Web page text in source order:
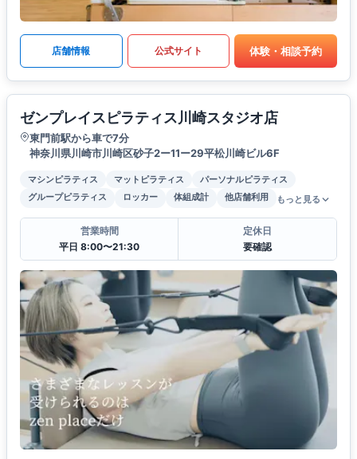
店舗情報 公式サイト 体験・相談予約
ゼンプレイスピラティス川崎スタジオ店
東門前駅から車で7分
神奈川県川崎市川崎区砂子2ー11ー29平松川崎ビル6F
マシンピラティス マットピラティス
パーソナルピラティス
グループピラティス
ロッカー 体組成計 他店舗利用 もっと見る
営業時間
平日 8:00〜21:30
定休日
要確認